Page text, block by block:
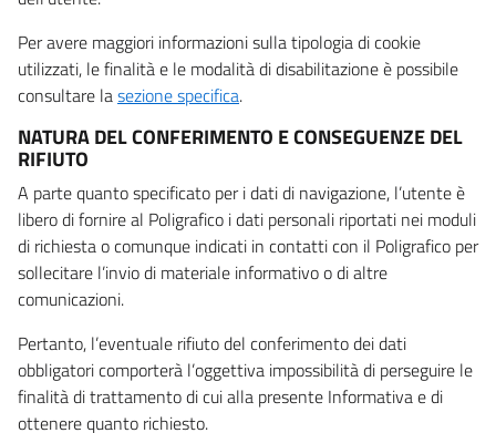
Per avere maggiori informazioni sulla tipologia di cookie
utilizzati, le finalità e le modalità di disabilitazione è possibile
consultare lasezione specifica.
NATURA DEL CONFERIMENTO E CONSEGUENZE DEL
RIFIUTO
A parte quanto specificato per i dati di navigazione, l’utente è
libero di fornire al Poligrafico i dati personali riportati nei moduli
di richiesta o comunque indicati in contatti con il Poligrafico per
sollecitare l’invio di materiale informativo o di altre
comunicazioni.
Pertanto, l’eventuale rifiuto del conferimento dei dati
obbligatori comporterà l’oggettiva impossibilità di perseguire le
finalità di trattamento di cui alla presente Informativa e di
ottenere quanto richiesto.